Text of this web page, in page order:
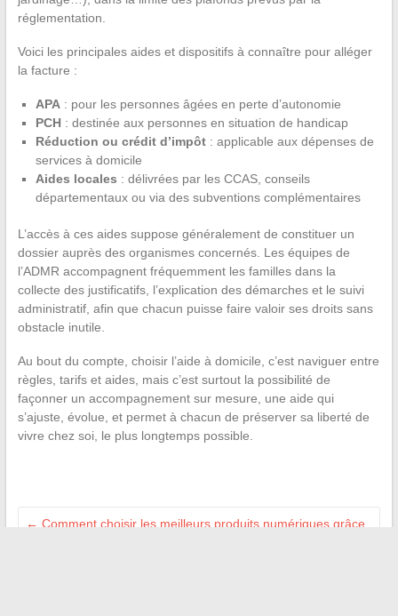
réglementation.
Voici les principales aides et dispositifs à connaître pour alléger
la facture :
APA: pour les personnes âgées en perte d’autonomie
PCH: destinée aux personnes en situation de handicap
Réduction ou crédit d’impôt: applicable aux dépenses de
services à domicile
Aides locales : délivrées par les CCAS, conseils
départementaux ou via des subventions complémentaires
L’accès à ces aides suppose généralement de constituer un
dossier auprès des organismes concernés. Les équipes de
l’ADMR accompagnent fréquemment les familles dans la
collecte des justificatifs, l’explication des démarches et le suivi
administratif, afin que chacun puisse faire valoir ses droits sans
obstacle inutile.
Au bout du compte, choisir l’aide à domicile, c’est naviguer entre
règles, tarifs et aides, mais c’est surtout la possibilité de
façonner un accompagnement sur mesure, une aide qui
s’ajuste, évolue, et permet à chacun de préserver sa liberté de
vivre chez soi, le plus longtemps possible.
← Comment choisir les meilleurs produits numériques grâce